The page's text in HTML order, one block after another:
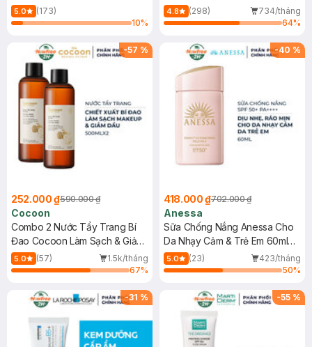
150ml
5.0
(173)
10%
4.8 (298)
734/tháng
64%
-57 %
252.000 ₫590.000 ₫
Cocoon
Combo 2 Nước Tẩy Trang Bí
Đao Cocoon Làm Sạch & Giảm
Dầu 500ml
5.0 (57)
1.5k/tháng
67%
-40 %
418.000 ₫702.000 ₫
Anessa
Sữa Chống Nắng Anessa Cho
Da Nhạy Cảm & Trẻ Em 60ml
(Mới)
5.0 (23)
423/tháng
50%
-31 % -55 %